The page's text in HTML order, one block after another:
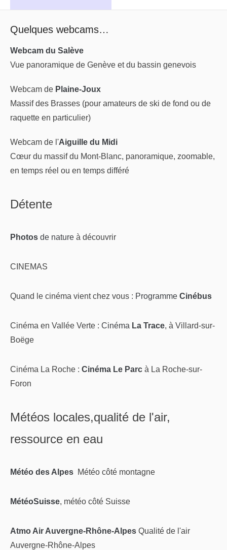
Quelques webcams…
Webcam du Salève
Vue panoramique de Genève et du bassin genevois
Webcam de Plaine-Joux
Massif des Brasses (pour amateurs de ski de fond ou de
raquette en particulier)
Webcam de l'Aiguille du Midi
Cœur du massif du Mont-Blanc, panoramique, zoomable,
en temps réel ou en temps différé
Détente
Photos de nature à découvrir
CINEMAS
Quand le cinéma vient chez vous : Programme Cinébus
Cinéma en Vallée Verte : Cinéma La Trace, à Villard-sur-
Boëge
Cinéma La Roche : Cinéma Le Parc à La Roche-sur-
Foron
Météos locales,qualité de l'air,
ressource en eau
Météo des Alpes Météo côté montagne
MétéoSuisse, météo côté Suisse
Atmo Air Auvergne-Rhône-Alpes Qualité de l'air
Auvergne-Rhône-Alpes